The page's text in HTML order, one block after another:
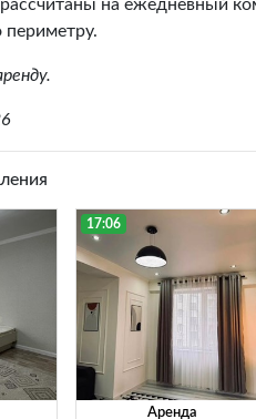
на ежедневный
17:06
Аренда